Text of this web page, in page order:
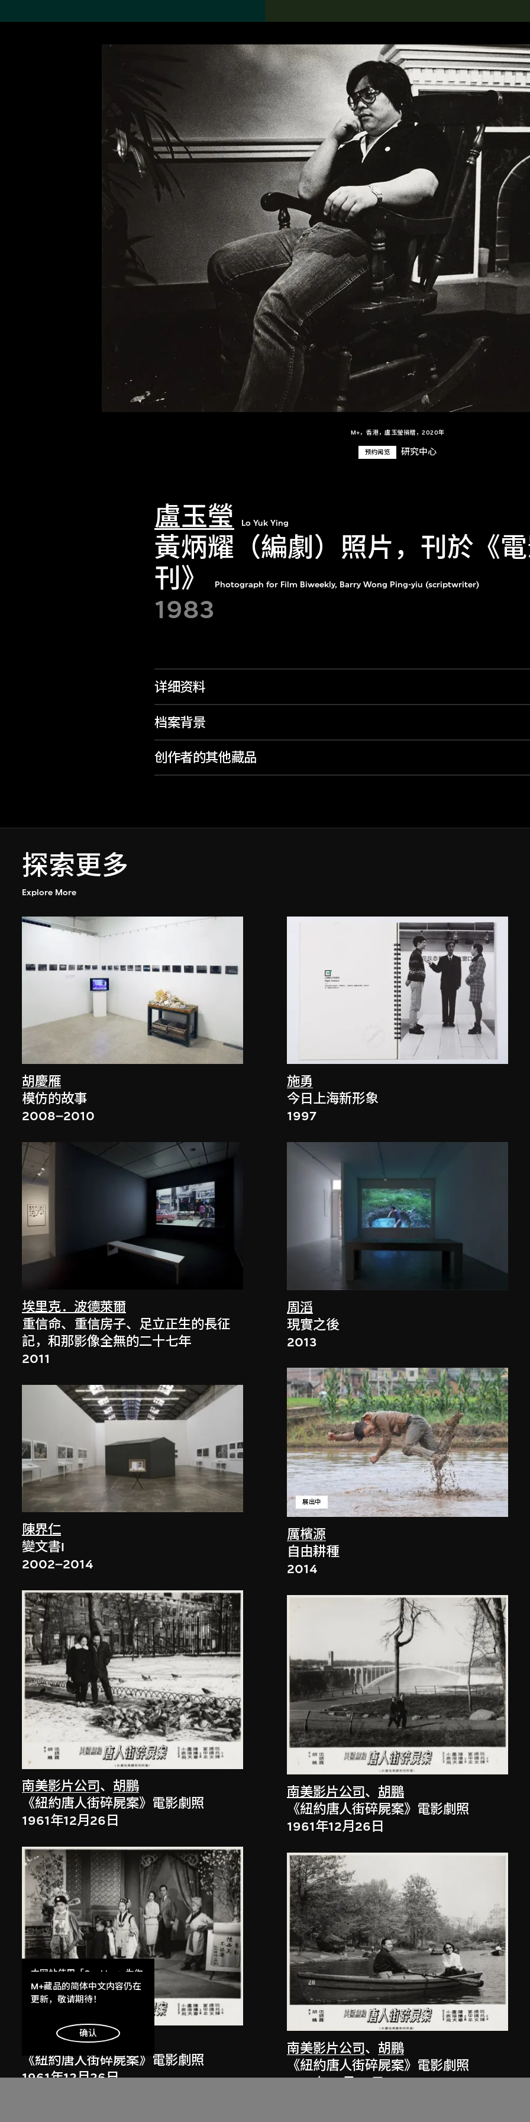
M+，香港，盧玉瑩捐贈，2020年
预约阅览 研究中心
盧玉瑩 Lo Yuk Ying
黃炳耀（編劇）照片，刊於《
刊》
Photograph for Film Biweekly, Barry Wong Ping-yiu (scriptwriter)
1983
详细资料
档案背景
创作者的其他藏品
探索更多
Explore More
胡慶雁
模仿的故事
2008–2010
埃里克．波德萊爾
重信命、重信房子、足立正生的長征
記，和那影像全無的二十七年
2011
陳界仁
變文書I
2002–2014
南美影片公司、胡鵬
《紐約唐人街碎屍案》電影劇照
1961年12月26日
南美影片公司、胡鵬
《紐約唐人街碎屍案》電影劇照
1961年12月26日
施勇
今日上海新形象
1997
周滔
現實之後
2013
厲檳源
展出中
自由耕種
2014
南美影片公司、胡鵬
《紐約唐人街碎屍案》電影劇照
1961年12月26日
南美影片公司、胡鵬
《紐約唐人街碎屍案》電影劇照
本网站使用「Cookies」为你
提供最好的网站体验。
了解更多
明白
M+藏品的简体中文内容仍在
更新，敬请期待！
确认
搜索M+藏品 Search the Collection
19,052个结果
关于M+藏品
一世纪视觉文化藏品。